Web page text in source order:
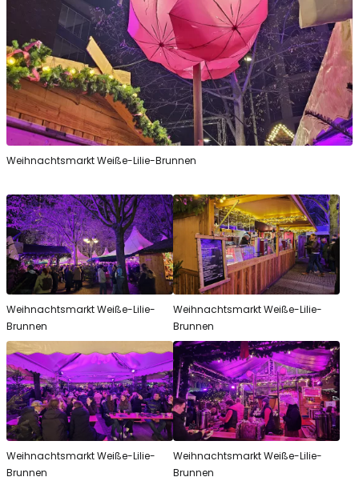
Weihnachtsmarkt Weiße-Lilie-Brunnen
Weihnachtsmarkt Weiße-Lilie-
Brunnen
Weihnachtsmarkt Weiße-Lilie-
Brunnen
Weihnachtsmarkt Weiße-Lilie-
Brunnen
Weihnachtsmarkt Weiße-Lilie-
Brunnen